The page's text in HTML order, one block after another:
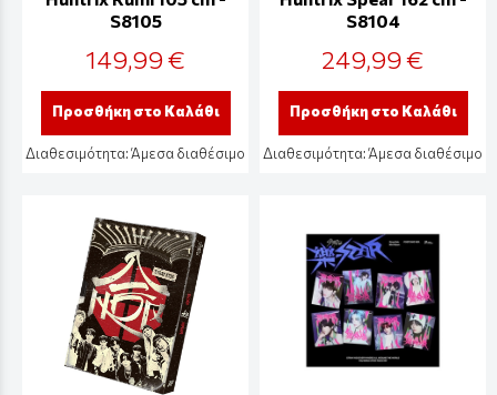
S8105
149,99 €
Προσθήκη στο Καλάθι
Διαθεσιμότητα:Άμεσα διαθέσιμο
S8104
249,99 €
Προσθήκη στο Καλάθι
Διαθεσιμότητα:Άμεσα διαθέσιμο